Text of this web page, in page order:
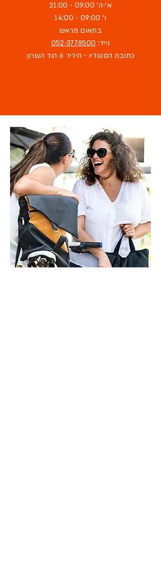
א'-ה' 09:00 - 21:00
ו' 09:00 - 14:00
בתאום מראש
נייד: 052-3778500
כתובת הסטודיו - הידיד 6 הוד השרון
מוזמנת לבקר
בסטודיו